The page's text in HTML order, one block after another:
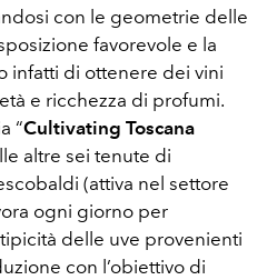
con le geometrie delle
favorevole e la
infatti di ottenere dei vini
e ricchezza di profumi.
“Cultivating Toscana
altre sei tenute di
(attiva nel settore
ogni giorno per
delle uve provenienti
con l’obiettivo di